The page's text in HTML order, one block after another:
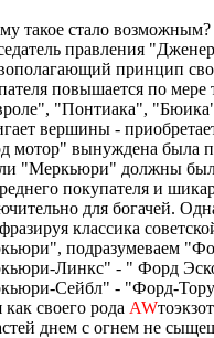
такое стало возможным?
правления
принцип
повышается по мере
"Понтиака", "Бюика"
вершины -
мотор" вынуждена была
"Меркьюри" должны
покупателя и
для богачей.
классика
подразумеваем
Линкс" - " Форд
Сейбл" - "Форд-
как своего рода AW
днем с огнем не